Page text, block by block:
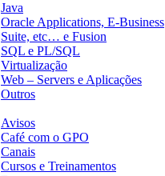
Java
Oracle Applications, E-Business
Suite, etc… e Fusion
SQL e PL/SQL
Virtualização
Web – Servers e Aplicações
Outros
Avisos
Café com o GPO
Canais
Cursos e Treinamentos